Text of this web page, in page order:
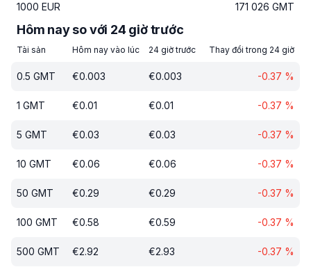
1000 EUR 171 026 GMT
Hôm nay so với 24 giờ trước
Tài sản Hôm nay vào lúc 24 giờ trước Thay đổi trong 24 giờ
0.5 GMT €0.003 €0.003 -0.37 %
1 GMT €0.01 €0.01 -0.37 %
5 GMT €0.03 €0.03 -0.37 %
10 GMT €0.06 €0.06 -0.37 %
50 GMT €0.29 €0.29 -0.37 %
100 GMT €0.58 €0.59 -0.37 %
500 GMT €2.92 €2.93 -0.37 %